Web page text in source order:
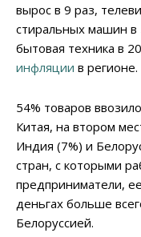
вырос в 9 раз,
стиральных машин в
бытовая техника в
инфляции в регионе.
54% товаров
Китая, на втором
Индия (7%) и
стран, с которыми
предприниматели,
деньгах больше
Белоруссией.